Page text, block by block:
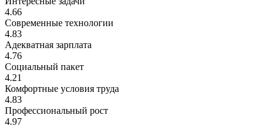
4.66
Современные технологии
4.83
Адекватная зарплата
4.76
Социальный пакет
4.21
Комфортные условия труда
4.83
Профессиональный рост
4.97